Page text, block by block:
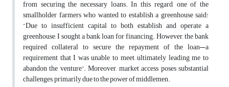
from securing the necessary loans. In this regard, one of the
smallholder farmers who wanted to establish a greenhouse said:
“Due to insufficient capital to both establish and operate a
greenhouse, I sought a bank loan for financing. However, the bank
required collateral to secure the repayment of the loan—a
requirement that I was unable to meet, ultimately leading me to
abandon the venture”. Moreover, market access poses substantial
challenges, primarily due to the power of middlemen.